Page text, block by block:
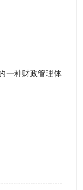
一种财政管理体